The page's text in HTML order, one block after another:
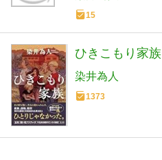
15
ひきこもり家族
染井為人
1373